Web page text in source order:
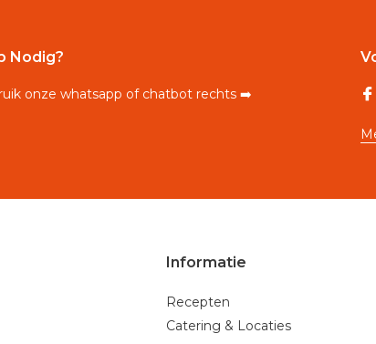
Nodig?
onze whatsapp of chatbot rechts ➡️
Informatie
Recepten
Catering & Locaties